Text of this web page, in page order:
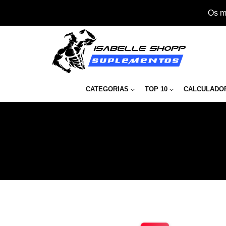
Os
CATEGORIAS TOP 10